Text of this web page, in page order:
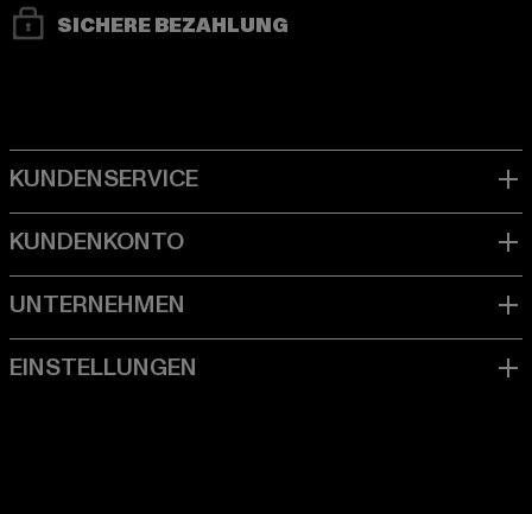
SICHERE BEZAHLUNG